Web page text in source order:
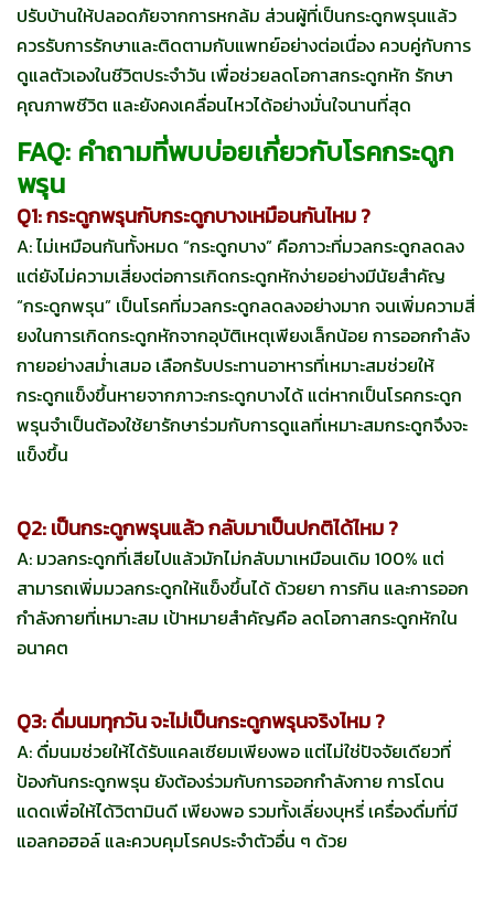
ปรับบ้านให้ปลอดภัยจากการหกล้ม ส่วนผู้ที่เป็นกระดูกพรุนแล้ว
ควรรับการรักษาและติดตามกับแพทย์อย่างต่อเนื่อง ควบคู่กับการ
ดูแลตัวเองในชีวิตประจำวัน เพื่อช่วยลดโอกาสกระดูกหัก รักษา
คุณภาพชีวิต และยังคงเคลื่อนไหวได้อย่างมั่นใจนานที่สุด
FAQ: คำถามที่พบบ่อยเกี่ยวกับโรคกระดูก
พรุน
Q1: กระดูกพรุนกับกระดูกบางเหมือนกันไหม ?
A: ไม่เหมือนกันทั้งหมด “กระดูกบาง” คือภาวะที่มวลกระดูกลดลง
แต่ยังไม่ความเสี่ยงต่อการเกิดกระดูกหักง่ายอย่างมีนัยสำคัญ
“กระดูกพรุน” เป็นโรคที่มวลกระดูกลดลงอย่างมาก จนเพิ่มความสี่
ยงในการเกิดกระดูกหักจากอุบัติเหตุเพียงเล็กน้อย การออกกำลัง
กายอย่างสม่ำเสมอ เลือกรับประทานอาหารที่เหมาะสมช่วยให้
กระดูกแข็งขึ้นหายจากภาวะกระดูกบางได้ แต่หากเป็นโรคกระดูก
พรุนจำเป็นต้องใช้ยารักษาร่วมกับการดูแลที่เหมาะสมกระดูกจึงจะ
แข็งขึ้น
Q2: เป็นกระดูกพรุนแล้ว กลับมาเป็นปกติได้ไหม ?
A: มวลกระดูกที่เสียไปแล้วมักไม่กลับมาเหมือนเดิม 100% แต่
สามารถเพิ่มมวลกระดูกให้แข็งขึ้นได้ ด้วยยา การกิน และการออก
กำลังกายที่เหมาะสม เป้าหมายสำคัญคือ ลดโอกาสกระดูกหักใน
อนาคต
Q3: ดื่มนมทุกวัน จะไม่เป็นกระดูกพรุนจริงไหม ?
A: ดื่มนมช่วยให้ได้รับแคลเซียมเพียงพอ แต่ไม่ใช่ปัจจัยเดียวที่
ป้องกันกระดูกพรุน ยังต้องร่วมกับการออกกำลังกาย การโดน
แดดเพื่อให้ได้วิตามินดี เพียงพอ รวมทั้งเลี่ยงบุหรี่ เครื่องดื่มที่มี
แอลกอฮอล์ และควบคุมโรคประจำตัวอื่น ๆ ด้วย